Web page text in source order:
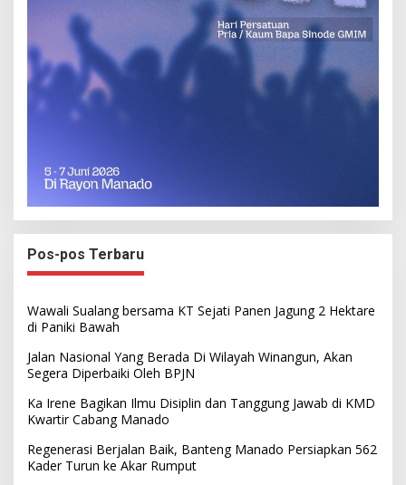
Pos-pos Terbaru
Wawali Sualang bersama KT Sejati Panen Jagung 2 Hektare
di Paniki Bawah
Jalan Nasional Yang Berada Di Wilayah Winangun, Akan
Segera Diperbaiki Oleh BPJN
Ka Irene Bagikan Ilmu Disiplin dan Tanggung Jawab di KMD
Kwartir Cabang Manado
Regenerasi Berjalan Baik, Banteng Manado Persiapkan 562
Kader Turun ke Akar Rumput